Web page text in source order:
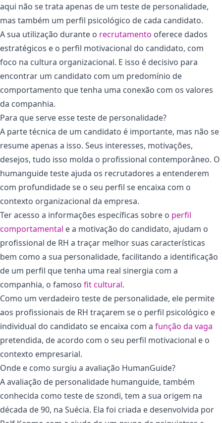
aqui não se trata apenas de um teste de personalidade,
mas também um perfil psicológico de cada candidato.
A sua utilização durante o recrutamento oferece dados
estratégicos e o perfil motivacional do candidato, com
foco na cultura organizacional. E isso é decisivo para
encontrar um candidato com um predomínio de
comportamento que tenha uma conexão com os valores
da companhia.
Para que serve esse teste de personalidade?
A parte técnica de um candidato é importante, mas não se
resume apenas a isso. Seus interesses, motivações,
desejos, tudo isso molda o profissional contemporâneo. O
humanguide teste ajuda os recrutadores a entenderem
com profundidade se o seu perfil se encaixa com o
contexto organizacional da empresa.
Ter acesso a informações específicas sobre o perfil
comportamental e a motivação do candidato, ajudam o
profissional de RH a traçar melhor suas características
bem como a sua personalidade, facilitando a identificação
de um perfil que tenha uma real sinergia com a
companhia, o famoso fit cultural.
Como um verdadeiro teste de personalidade, ele permite
aos profissionais de RH traçarem se o perfil psicológico e
individual do candidato se encaixa com a função da vaga
pretendida, de acordo com o seu perfil motivacional e o
contexto empresarial.
Onde e como surgiu a avaliação HumanGuide?
A avaliação de personalidade humanguide, também
conhecida como teste de szondi, tem a sua origem na
década de 90, na Suécia. Ela foi criada e desenvolvida por